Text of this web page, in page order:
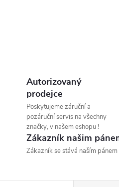
Autorizovaný
prodejce
Poskytujeme záruční a
pozáruční servis na všechny
značky, v našem eshopu !
Zákazník našim
Zákazník se stává naším